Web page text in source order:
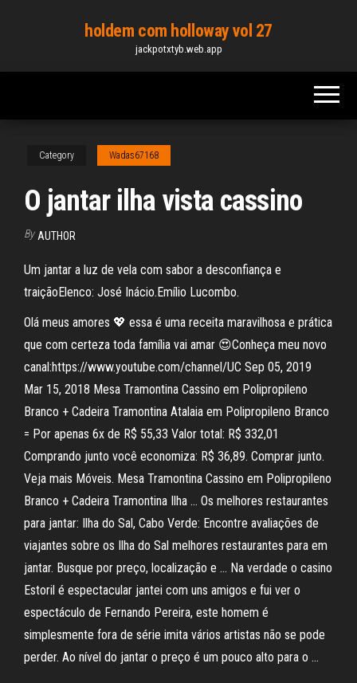
content
holdem com holloway vol 27
jackpotxtyb.web.app
Category Wadas67168
O jantar ilha vista cassino
By AUTHOR
Um jantar a luz de vela com sabor a desconfiança e
traiçãoElenco: José Inácio.Emílio Lucombo.
Olá meus amores 💖 essa é uma receita maravilhosa e prática
que com certeza toda família vai amar 😍Conheça meu novo
canal:https://www.youtube.com/channel/UC Sep 05, 2019
Mar 15, 2018 Mesa Tramontina Cassino em Polipropileno
Branco + Cadeira Tramontina Atalaia em Polipropileno Branco
= Por apenas 6x de R$ 55,33 Valor total: R$ 332,01
Comprando junto você economiza: R$ 36,89. Comprar junto.
Veja mais Móveis. Mesa Tramontina Cassino em Polipropileno
Branco + Cadeira Tramontina Ilha … Os melhores restaurantes
para jantar: Ilha do Sal, Cabo Verde: Encontre avaliações de
viajantes sobre os Ilha do Sal melhores restaurantes para em
jantar. Busque por preço, localização e … Na verdade o casino
Estoril é espectacular jantei com uns amigos e fui ver o
espectáculo de Fernando Pereira, este homem é
simplesmente fora de série imita vários artistas não se pode
perder. Ao nível do jantar o preço é um pouco alto para o …